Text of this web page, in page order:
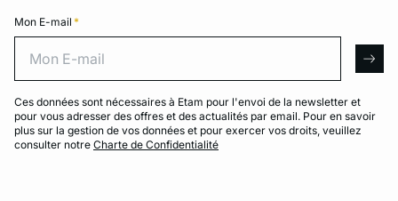
Mon E-mail *
Ces données sont nécessaires à Etam pour l'envoi de la newsletter et
pour vous adresser des offres et des actualités par email. Pour en savoir
plus sur la gestion de vos données et pour exercer vos droits, veuillez
consulter notre Charte de Confidentialité